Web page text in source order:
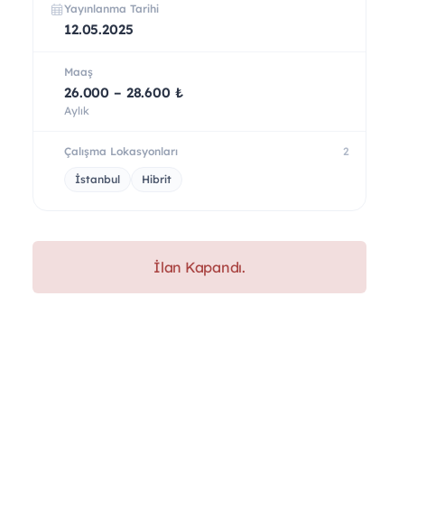
Yayınlanma Tarihi
12.05.2025
Maaş
26.000 – 28.600 ₺
Aylık
Çalışma Lokasyonları 2
İstanbul Hibrit
İlan Kapandı.